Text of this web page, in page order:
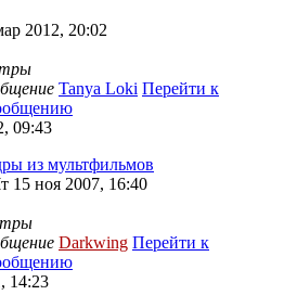
2012, 20:02
Tanya Loki Перейти к
09:43
из мультфильмов
15 ноя 2007, 16:40
Darkwing Перейти к
14:23